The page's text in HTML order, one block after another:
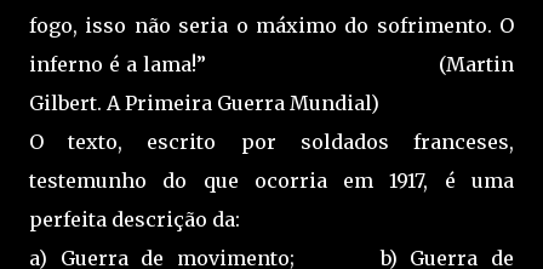
fogo, isso não seria o máximo do sofrimento. O
inferno é a lama!”
(Martin
Gilbert. A Primeira Guerra Mundial)
O texto, escrito por soldados franceses,
testemunho do que ocorria em 1917, é uma
perfeita descrição da:
a) Guerra de movimento;
b) Guerra de